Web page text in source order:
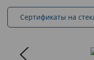
Cертификаты на